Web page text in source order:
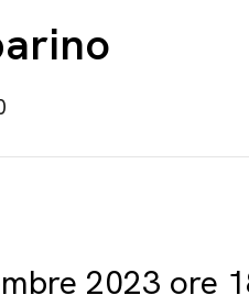
2023 ore